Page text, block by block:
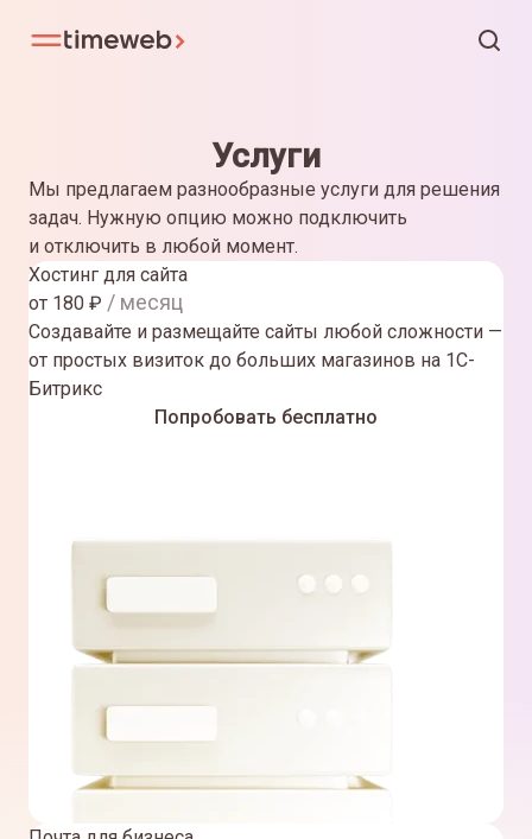
Услуги
Мы предлагаем разнообразные услуги для решения
задач. Нужную опцию можно подключить
и отключить в любой момент.
Хостинг для сайта
от 180 ₽ / месяц
Создавайте и размещайте сайты любой сложности —
от простых визиток до больших магазинов на 1С-
Битрикс
Попробовать бесплатно